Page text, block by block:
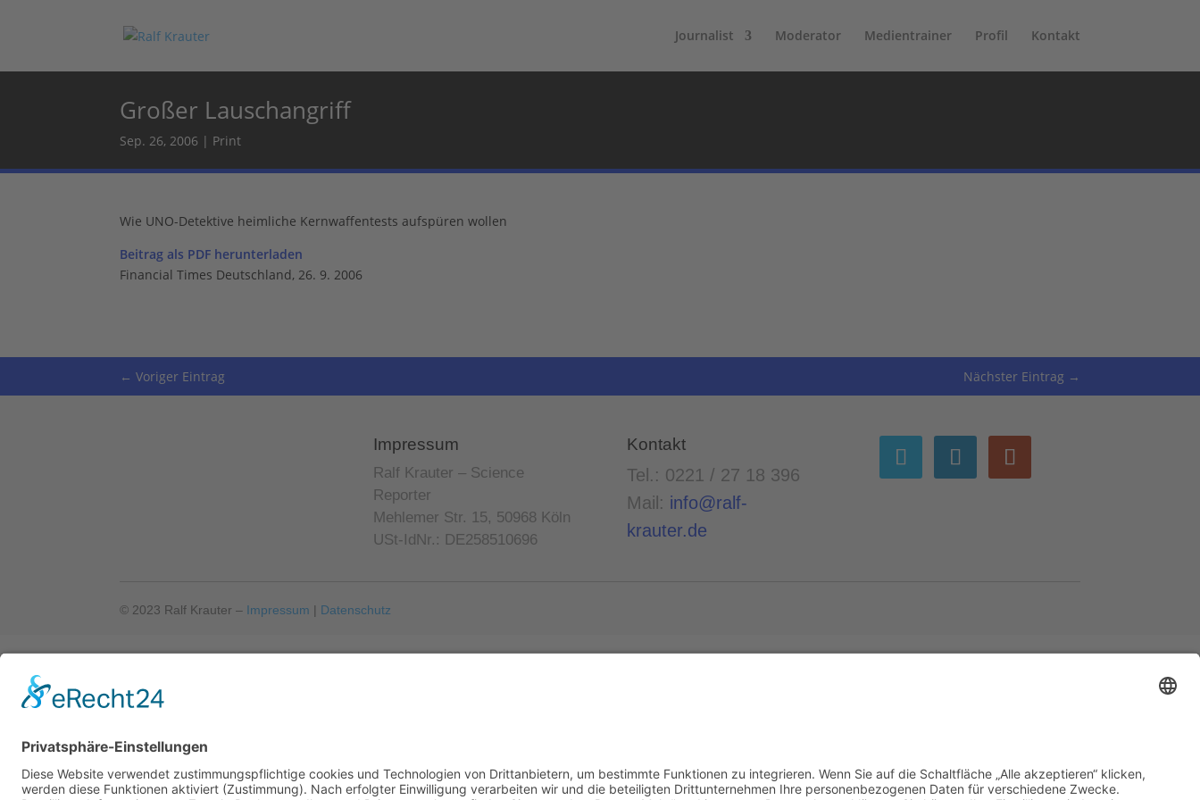
Journalist Moderator Medientrainer Profil Kontakt
Großer Lauschangriff
Sep. 26, 2006 | Print
Wie UNO-Detektive heimliche Kernwaffentests aufspüren wollen
Beitrag als PDF herunterladen
Financial Times Deutschland, 26. 9. 2006
←Voriger Eintrag Nächster Eintrag →
Impressum
Ralf Krauter – Science
Reporter
Mehlemer Str. 15, 50968 Köln
USt-IdNr.: DE258510696
Kontakt
Tel.: 0221 / 27 18 396
Mail: info@ralf-
krauter.de
© 2023 Ralf Krauter – Impressum | Datenschutz